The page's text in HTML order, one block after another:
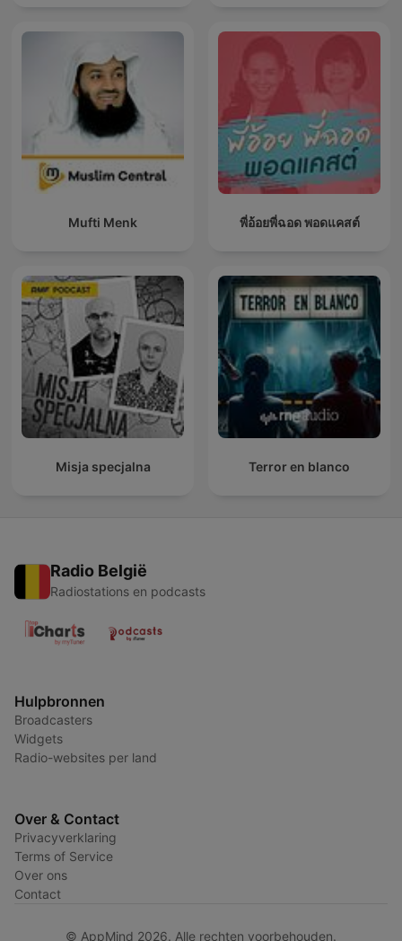
Mufti Menk พี่อ้อยพี่ฉอด พอดแคสต์
Misja specjalna Terror en blanco
Radio België
Radiostations en podcasts
Hulpbronnen
Broadcasters
Widgets
Radio-websites per land
Over & Contact
Privacyverklaring
Terms of Service
Over ons
Contact
© AppMind 2026. Alle rechten voorbehouden.